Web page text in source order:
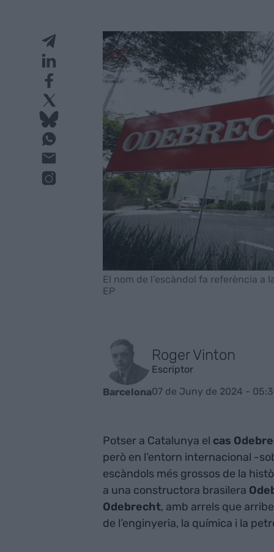
El nom de l’escàndol fa referència a
EP
Roger Vinton
Escriptor
Barcelona07 de Juny de 2024 -
Potser a Catalunya el cas
però en l’entorn internacional -
escàndols més grossos de la
a una constructora brasilera
Odebrecht, amb arrels que
de l’enginyeria, la química i la